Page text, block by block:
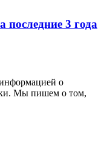
последние 3 года
о
Мы пишем о том,